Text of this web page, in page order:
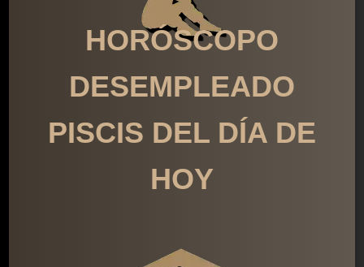
HORÓSCOPO
DESEMPLEADO
PISCIS DEL DÍA DE
HOY